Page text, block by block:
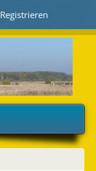
Registrieren